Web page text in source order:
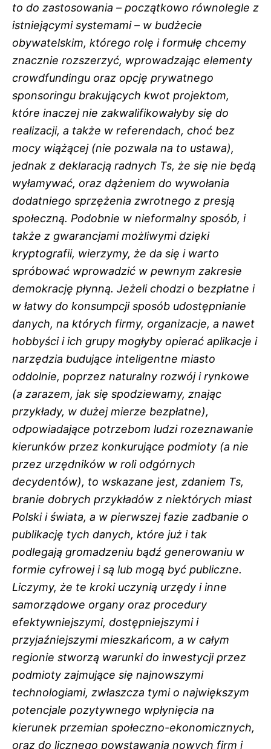
to do zastosowania – początkowo równolegle z
istniejącymi systemami – w budżecie
obywatelskim, którego rolę i formułę chcemy
znacznie rozszerzyć, wprowadzając elementy
crowdfundingu oraz opcję prywatnego
sponsoringu brakujących kwot projektom,
które inaczej nie zakwalifikowałyby się do
realizacji, a także w referendach, choć bez
mocy wiążącej (nie pozwala na to ustawa),
jednak z deklaracją radnych Ts, że się nie będą
wyłamywać, oraz dążeniem do wywołania
dodatniego sprzężenia zwrotnego z presją
społeczną. Podobnie w nieformalny sposób, i
także z gwarancjami możliwymi dzięki
kryptografii, wierzymy, że da się i warto
spróbować wprowadzić w pewnym zakresie
demokrację płynną. Jeżeli chodzi o bezpłatne i
w łatwy do konsumpcji sposób udostępnianie
danych, na których firmy, organizacje, a nawet
hobbyści i ich grupy mogłyby opierać aplikacje i
narzędzia budujące inteligentne miasto
oddolnie, poprzez naturalny rozwój i rynkowe
(a zarazem, jak się spodziewamy, znając
przykłady, w dużej mierze bezpłatne),
odpowiadające potrzebom ludzi rozeznawanie
kierunków przez konkurujące podmioty (a nie
przez urzędników w roli odgórnych
decydentów), to wskazane jest, zdaniem Ts,
branie dobrych przykładów z niektórych miast
Polski i świata, a w pierwszej fazie zadbanie o
publikację tych danych, które już i tak
podlegają gromadzeniu bądź generowaniu w
formie cyfrowej i są lub mogą być publiczne.
Liczymy, że te kroki uczynią urzędy i inne
samorządowe organy oraz procedury
efektywniejszymi, dostępniejszymi i
przyjaźniejszymi mieszkańcom, a w całym
regionie stworzą warunki do inwestycji przez
podmioty zajmujące się najnowszymi
technologiami, zwłaszcza tymi o największym
potencjale pozytywnego wpłynięcia na
kierunek przemian społeczno-ekonomicznych,
oraz do licznego powstawania nowych firm i